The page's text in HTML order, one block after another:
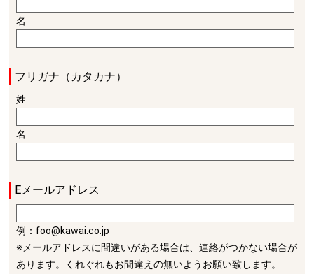
名
フリガナ（カタカナ）
姓
名
Eメールアドレス
例：foo@kawai.co.jp
※メールアドレスに間違いがある場合は、連絡がつかない場合が
あります。くれぐれもお間違えの無いようお願い致します。